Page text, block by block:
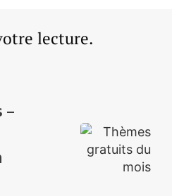
lecture.